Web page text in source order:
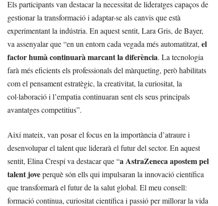
Els participants van destacar la necessitat de lideratges capaços de
gestionar la transformació i adaptar-se als canvis que està
experimentant la indústria. En aquest sentit, Lara Gris, de Bayer,
va assenyalar que “en un entorn cada vegada més automatitzat, el
factor humà continuarà marcant la diferència. La tecnologia
farà més eficients els professionals del màrqueting, però habilitats
com el pensament estratègic, la creativitat, la curiositat, la
col·laboració i l’empatia continuaran sent els seus principals
avantatges competitius”.
Així mateix, van posar el focus en la importància d’atraure i
desenvolupar el talent que liderarà el futur del sector. En aquest
sentit, Elina Crespí va destacar que “a AstraZeneca apostem pel
talent joveperquè són ells qui impulsaran la innovació científica
que transformarà el futur de la salut global. El meu consell:
formació contínua, curiositat científica i passió per millorar la vida